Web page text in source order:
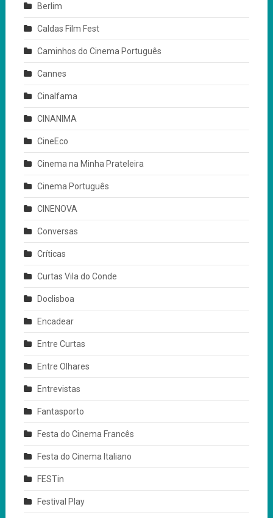
Berlim
Caldas Film Fest
Caminhos do Cinema Português
Cannes
Cinalfama
CINANIMA
CineEco
Cinema na Minha Prateleira
Cinema Português
CINENOVA
Conversas
Críticas
Curtas Vila do Conde
Doclisboa
Encadear
Entre Curtas
Entre Olhares
Entrevistas
Fantasporto
Festa do Cinema Francês
Festa do Cinema Italiano
FESTin
Festival Play